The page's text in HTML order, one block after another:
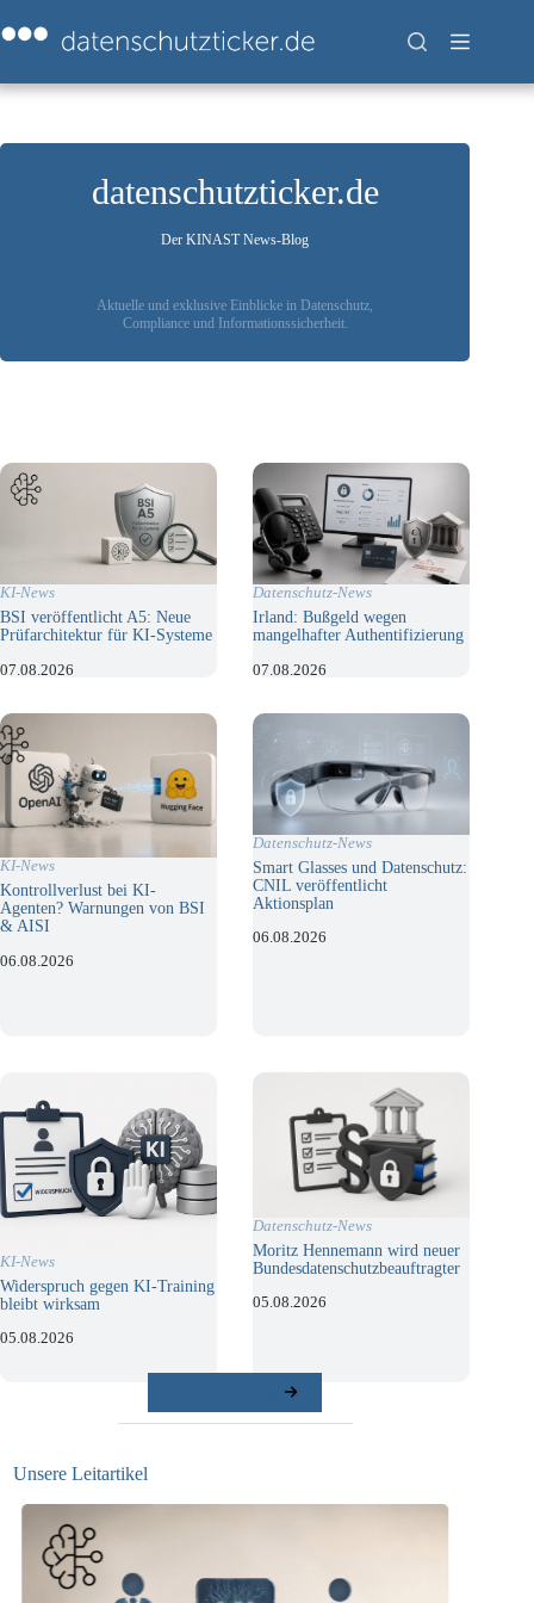
Inhalt
springen
datenschutzticker.de
Der KINAST News-Blog
Aktuelle und exklusive Einblicke in Datenschutz,
Compliance und Informationssicherheit.
KI-News
BSI veröffentlicht A5: Neue
Prüfarchitektur für KI-Systeme
07.08.2026
Datenschutz-News
Irland: Bußgeld wegen
mangelhafter Authentifizierung
07.08.2026
KI-News
Kontrollverlust bei KI-
Agenten? Warnungen von BSI
& AISI
06.08.2026
Datenschutz-News
Smart Glasses und Datenschutz:
CNIL veröffentlicht
Aktionsplan
06.08.2026
KI-News
Widerspruch gegen KI-Training
bleibt wirksam
05.08.2026
Datenschutz-News
Moritz Hennemann wird neuer
Bundesdatenschutzbeauftragter
05.08.2026
Unsere Leitartikel